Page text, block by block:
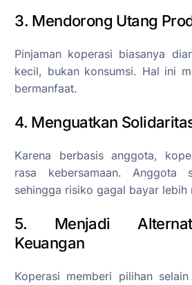
3. Mendorong Utang
Pinjaman koperasi biasanya
kecil, bukan konsumsi. Hal ini
bermanfaat.
4. Menguatkan
Karena berbasis anggota,
rasa kebersamaan. Anggota
sehingga risiko gagal bayar lebih
5. Menjadi
Keuangan
Koperasi memberi pilihan